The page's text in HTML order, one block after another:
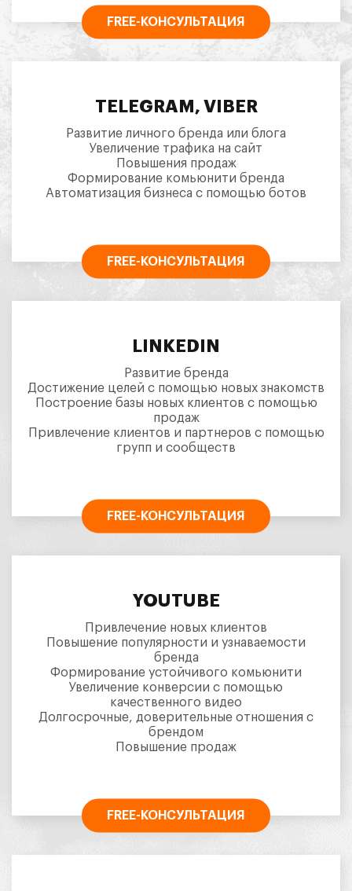
FREE-КОНСУЛЬТАЦИЯ
TELEGRAM, VIBER
Развитие личного бренда или блога
Увеличение трафика на сайт
Повышения продаж
Формирование комьюнити бренда
Автоматизация бизнеса с помощью ботов
FREE-КОНСУЛЬТАЦИЯ
LINKEDIN
Развитие бренда
Достижение целей с помощью новых знакомств
Построение базы новых клиентов с помощью
продаж
Привлечение клиентов и партнеров с помощью
групп и сообществ
FREE-КОНСУЛЬТАЦИЯ
YOUTUBE
Привлечение новых клиентов
Повышение популярности и узнаваемости
бренда
Формирование устойчивого комьюнити
Увеличение конверсии с помощью
качественного видео
Долгосрочные, доверительные отношения с
брендом
Повышение продаж
FREE-КОНСУЛЬТАЦИЯ